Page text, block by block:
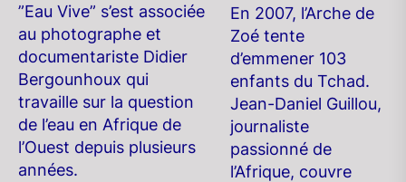
”Eau Vive” s’est associée
au photographe et
documentariste Didier
Bergounhoux qui
travaille sur la question
de l’eau en Afrique de
l’Ouest depuis plusieurs
années.
En 2007, l’Arche de
Zoé tente
d’emmener 103
enfants du Tchad.
Jean-Daniel Guillou,
journaliste
passionné de
l’Afrique, couvre